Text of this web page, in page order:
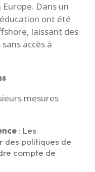
Dans un
ont été
laissant des
accès à
mesures
: Les
des politiques de
compte de